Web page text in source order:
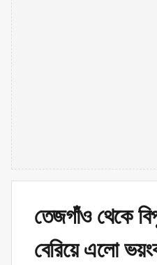
তেজগাঁও থেকে
বেরিয়ে এলো